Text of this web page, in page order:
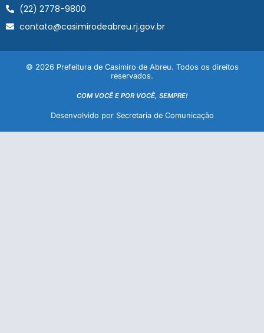
(22) 2778-9800
contato@casimirodeabreu.rj.gov.br
© 2026 Prefeitura de Casimiro de Abreu. Todos os direitos
reservados.
COM VOCÊ E POR VOCÊ, SEMPRE!
Desenvolvido por Secretaria de Comunicação